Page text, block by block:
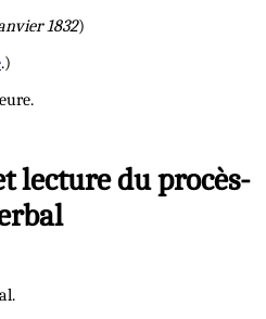
1832)
.)
lecture du procès-